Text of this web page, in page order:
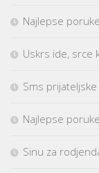
Najlepse
Uskrs ide, srce
Sms
Najlepse
Sinu za